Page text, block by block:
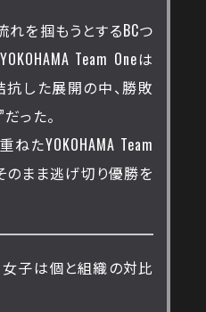
れを掴もうとするBCつ
Team Oneは
した展開の中、勝敗
った。
たYOKOHAMA Team
のまま逃げ切り優勝を
子は個と組織の対比